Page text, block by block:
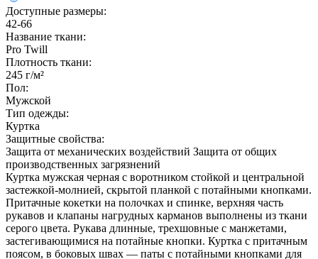
Доступные размеры:
42-66
Название ткани:
Pro Twill
Плотность ткани:
245 г/м²
Пол:
Мужской
Тип одежды:
Куртка
Защитные свойства:
Защита от механических воздействий Защита от общих
производственных загрязнений
Куртка мужская черная с воротником стойкой и центральной
застежкой-молнией, скрытой планкой с потайными кнопками.
Притачные кокетки на полочках и спинке, верхняя часть
рукавов и клапаны нагрудных карманов выполнены из ткани
серого цвета. Рукава длинные, трехшовные с манжетами,
застегивающимися на потайные кнопки. Куртка с притачным
поясом, в боковых швах — паты с потайными кнопками для